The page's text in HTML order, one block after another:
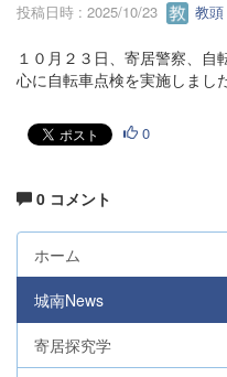
投稿日時 : 2025/10/23 教頭
１０月２３日、寄居警察、自
心に自転車点検を実施しました
0
0 コメント
ホーム
城南News
寄居探究学